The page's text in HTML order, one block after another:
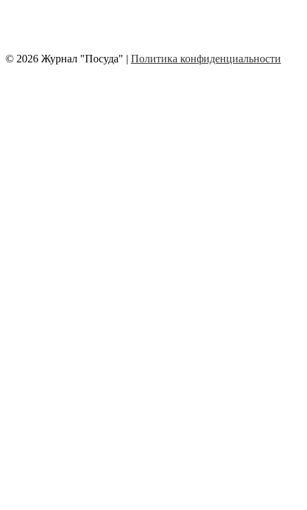
© 2026 Журнал "Посуда" | Политика конфиденциальности